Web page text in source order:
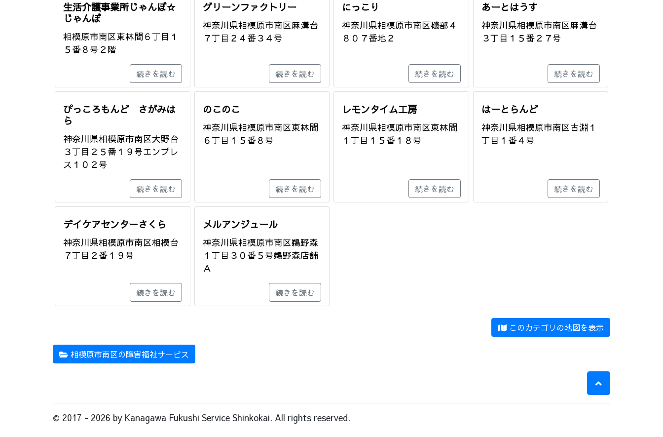
生活介護事業所じゃんぼ☆
じゃんぼ
相模原市南区東林間６丁目１
５番８号２階
続きを読む
グリーンファクトリー
神奈川県相模原市南区麻溝台
７丁目２４番３４号
続きを読む
にっこり
神奈川県相模原市南区磯部４
８０７番地２
続きを読む
あーとはうす
神奈川県相模原市南区麻溝台
３丁目１５番２７号
続きを読む
ぴっころもんど さがみは
ら
神奈川県相模原市南区大野台
３丁目２５番１９号エンプレ
ス１０２号
続きを読む
のこのこ
神奈川県相模原市南区東林間
６丁目１５番８号
続きを読む
レモンタイム工房
神奈川県相模原市南区東林間
１丁目１５番１８号
続きを読む
はーとらんど
神奈川県相模原市南区古淵１
丁目１番４号
続きを読む
デイケアセンターさくら
神奈川県相模原市南区相模台
７丁目２番１９号
続きを読む
メルアンジュール
神奈川県相模原市南区鵜野森
１丁目３０番５号鵜野森店舗
Ａ
続きを読む
このカテゴリの地図を表示
相模原市南区の障害福祉サービス
© 2017 - 2026 by Kanagawa Fukushi Service Shinkokai. All rights reserved.